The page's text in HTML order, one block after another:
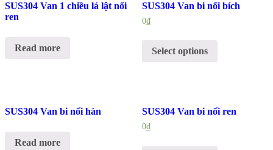
SUS304 Van 1 chiều lá lật nối
ren
Read more
SUS304 Van bi nối bích
0₫
Select options
SUS304 Van bi nối hàn
Read more
SUS304 Van bi nối ren
0₫